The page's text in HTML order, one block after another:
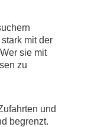
mit der
sie mit
zu
und
begrenzt.